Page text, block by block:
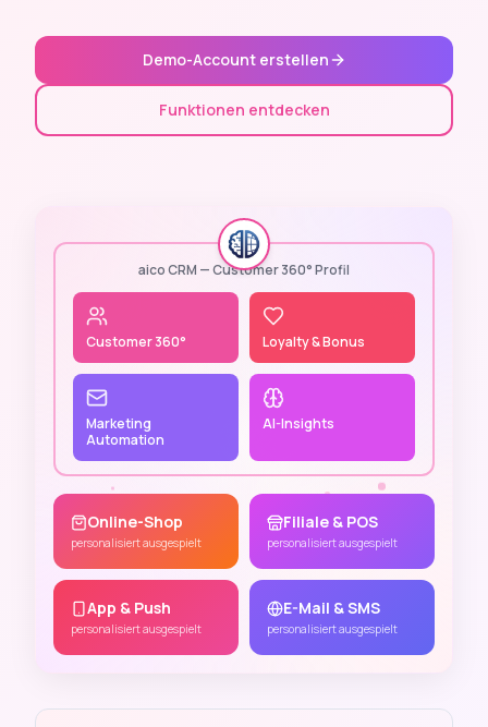
Demo-Account erstellen
Funktionen entdecken
aico CRM — Customer 360° Profil
Customer 360° Loyalty & Bonus
Marketing
Automation
AI-Insights
Online-Shop
personalisiert ausgespielt
Filiale & POS
personalisiert ausgespielt
App & Push
personalisiert ausgespielt
E-Mail & SMS
personalisiert ausgespielt